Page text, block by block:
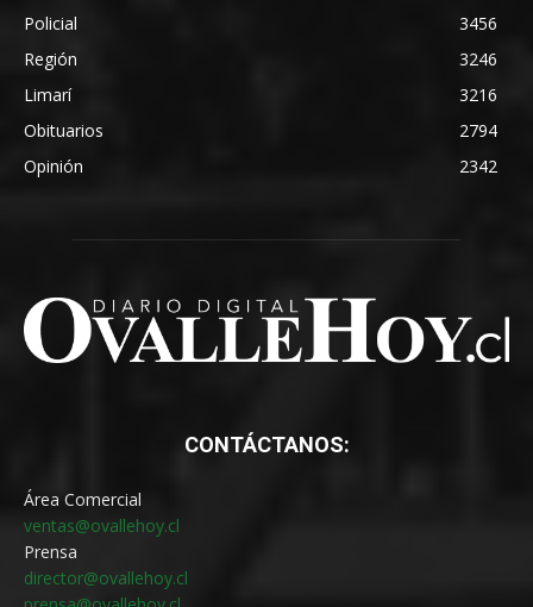
Policial
3456
Región
3246
Limarí
3216
Obituarios
2794
Opinión
2342
CONTÁCTANOS:
Área Comercial
ventas@ovallehoy.cl
Prensa
director@ovallehoy.cl